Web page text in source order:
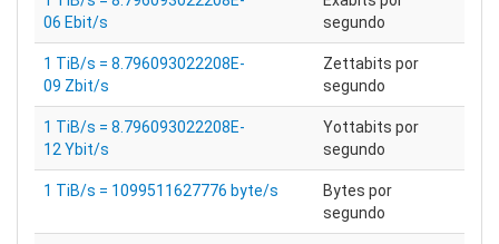
06 Ebit/s
segundo
1 TiB/s = 8.796093022208E-
09 Zbit/s
Zettabits por
segundo
1 TiB/s = 8.796093022208E-
12 Ybit/s
Yottabits por
segundo
1 TiB/s = 1099511627776 byte/s
Bytes por
segundo